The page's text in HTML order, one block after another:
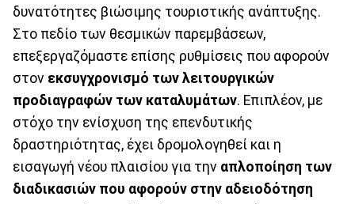
δυνατότητες βιώσιμης τουριστικής ανάπτυξης.
Στο πεδίο των θεσμικών παρεμβάσεων,
επεξεργαζόμαστε επίσης ρυθμίσεις που αφορούν
στον εκσυγχρονισμό των λειτουργικών
προδιαγραφών των καταλυμάτων. Επιπλέον, με
στόχο την ενίσχυση της επενδυτικής
δραστηριότητας, έχει δρομολογηθεί και η
εισαγωγή νέου πλαισίου για την απλοποίηση των
διαδικασιών που αφορούν στην αδειοδότηση